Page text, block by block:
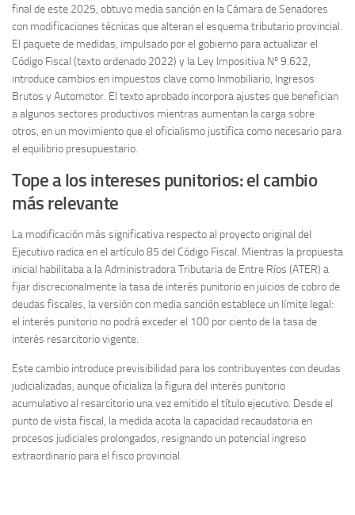
final de este 2025, obtuvo media sanción en la Cámara de Senadores
con modificaciones técnicas que alteran el esquema tributario provincial.
El paquete de medidas, impulsado por el gobierno para actualizar el
Código Fiscal (texto ordenado 2022) y la Ley Impositiva Nº 9.622,
introduce cambios en impuestos clave como Inmobiliario, Ingresos
Brutos y Automotor. El texto aprobado incorpora ajustes que benefician
a algunos sectores productivos mientras aumentan la carga sobre
otros, en un movimiento que el oficialismo justifica como necesario para
el equilibrio presupuestario.
Tope a los intereses punitorios: el cambio
más relevante
La modificación más significativa respecto al proyecto original del
Ejecutivo radica en el artículo 85 del Código Fiscal. Mientras la propuesta
inicial habilitaba a la Administradora Tributaria de Entre Ríos (ATER) a
fijar discrecionalmente la tasa de interés punitorio en juicios de cobro de
deudas fiscales, la versión con media sanción establece un límite legal:
el interés punitorio no podrá exceder el 100 por ciento de la tasa de
interés resarcitorio vigente.
Este cambio introduce previsibilidad para los contribuyentes con deudas
judicializadas, aunque oficializa la figura del interés punitorio
acumulativo al resarcitorio una vez emitido el título ejecutivo. Desde el
punto de vista fiscal, la medida acota la capacidad recaudatoria en
procesos judiciales prolongados, resignando un potencial ingreso
extraordinario para el fisco provincial.